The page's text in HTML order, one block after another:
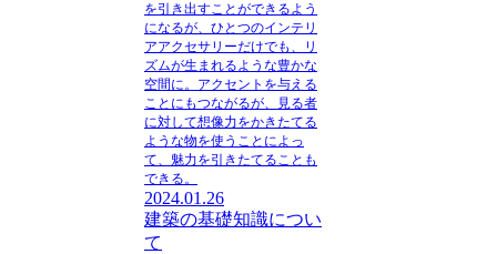
を引き出すことができるよう
になるが、ひとつのインテリ
アアクセサリーだけでも、リ
ズムが生まれるような豊かな
空間に。アクセントを与える
ことにもつながるが、
見る者
に対して想像力をかきたてる
ような物を使うことによっ
て、魅力を引きたてることも
できる。
2024.01.26
建築の基礎知識につい
て